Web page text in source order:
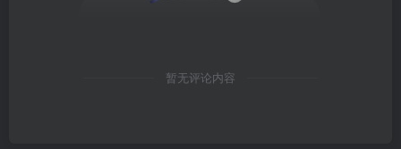
暂无评论内容